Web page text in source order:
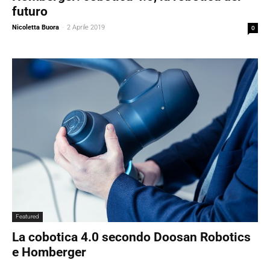
futuro
Nicoletta Buora - 2 Aprile 2019 0
Featured
La cobotica 4.0 secondo Doosan Robotics
e Homberger